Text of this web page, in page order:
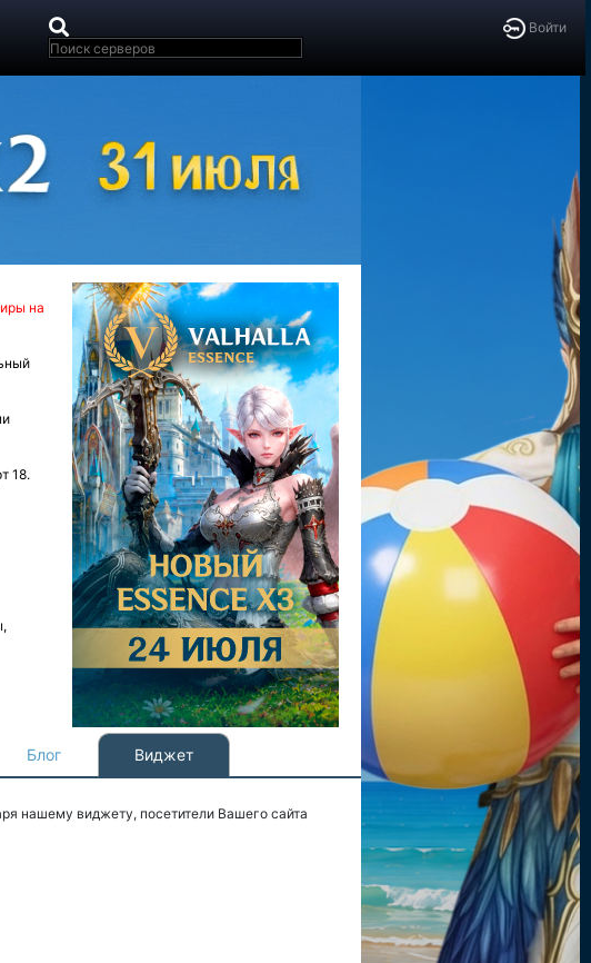
Войти
на
18.
Блог Виджет
нашему виджету, посетители Вашего сайта